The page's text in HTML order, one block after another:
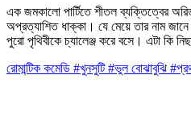
এক জমকালো পার্টিতে শীতল ব্যক্তিত্বের
অপ্রত্যাশিত ধাক্কা। যে মেয়ে তার নাম
পুরো পৃথিবীকে চ্যালেঞ্জ করে বসে। এটা কি
রোমান্টিক কমেডি #খুনসুটি#ভুল বোঝাবুঝি